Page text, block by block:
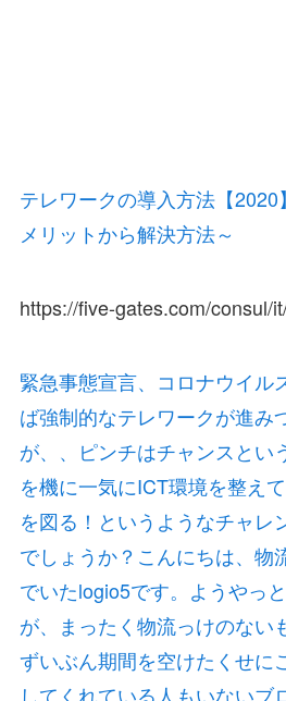
テレワークの導入方法【
メリットから解決方法～
https://five-gates.com/consul/
緊急事態宣言、コロナウイル
ば強制的なテレワークが進み
が、、ピンチはチャンスとい
を機に一気にICT環境を整え
を図る！というようなチャレ
でしょうか？こんにちは、物
でいたlogio5です。ようやっ
が、まったく物流っけのない
ずいぶん期間を空けたくせに
してくれている人もいないブ